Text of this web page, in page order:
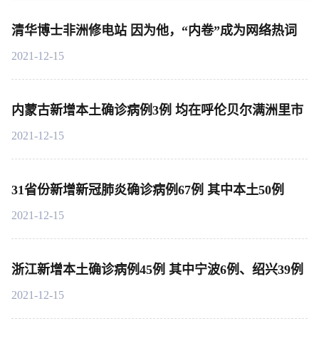
清华博士非洲修电站 因为他，“内卷”成为网络热词
2021-12-15
内蒙古新增本土确诊病例3例 均在呼伦贝尔满洲里市
2021-12-15
31省份新增新冠肺炎确诊病例67例 其中本土50例
2021-12-15
浙江新增本土确诊病例45例 其中宁波6例、绍兴39例
2021-12-15